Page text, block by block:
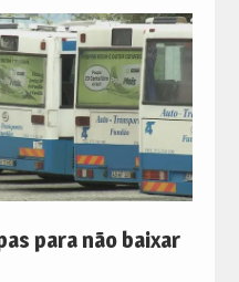
para não baixar